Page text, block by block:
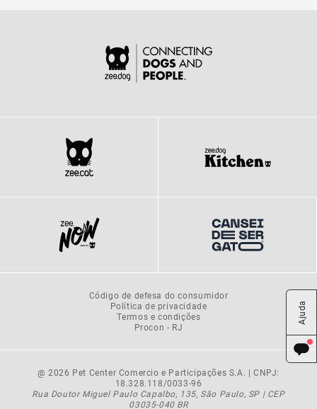
Código de defesa do consumidor
Política de privacidade
Termos e condições
Procon - RJ
@ 2026 Pet Center Comercio e Participações S.A. | CNPJ:
18.328.118/0033-96
Rua Doutor Miguel Paulo Capalbo, 135, São Paulo, SP | CEP
03035-040 BR
Ajuda